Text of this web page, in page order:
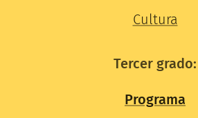
Cultura
Tercer grado:
Programa